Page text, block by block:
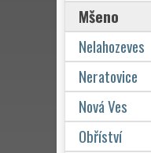
Mšeno
Nelahozeves
Neratovice
Nová Ves
Obříství